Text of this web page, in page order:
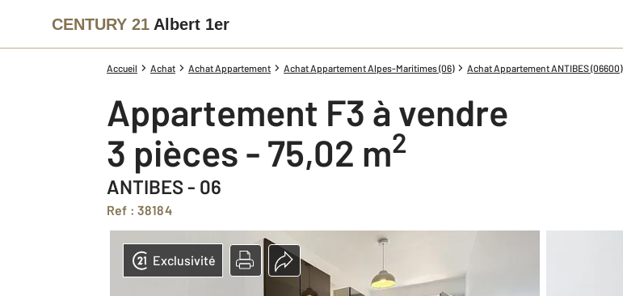
CENTURY 21 Albert 1er
Accueil Achat Achat Appartement Achat Appartement Alpes-Maritimes (06) Achat Appartement ANTIBES (06600)
Appartement F3 à vendre
3 pièces - 75,02 m2
ANTIBES - 06
Ref : 38184
Exclusivité